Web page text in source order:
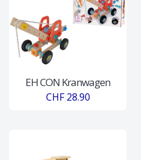
EH CON Kranwagen
CHF 28.90